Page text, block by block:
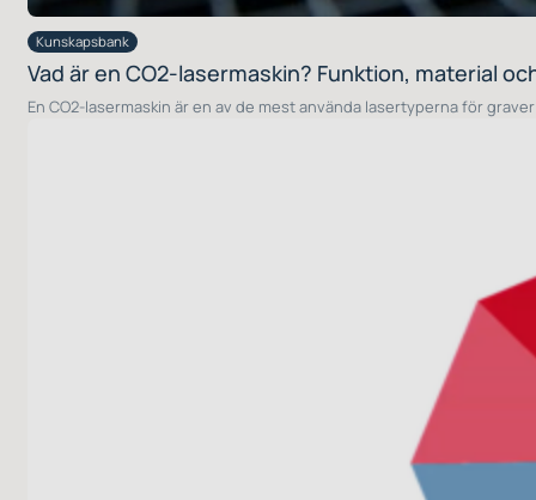
Kunskapsbank
Vad är en CO2-lasermaskin? Funktion, material
En CO2-lasermaskin är en av de mest använda lasertyperna för